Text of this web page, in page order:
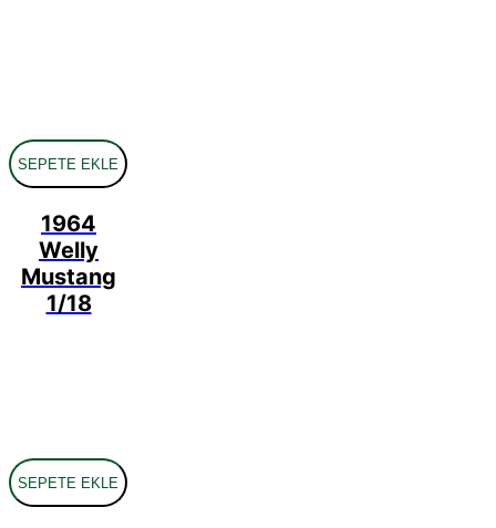
SEPETE EKLE
1964
Welly
Mustang
1/18
SEPETE EKLE